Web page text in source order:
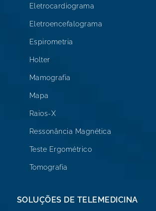
Eletrocardiograma
Eletroencefalograma
Espirometria
Holter
Mamografia
Mapa
Raios-X
Ressonância Magnética
Teste Ergométrico
Tomografia
SOLUÇÕES DE TELEMEDICINA